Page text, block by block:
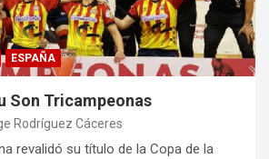
ESPAÑA
Son Tricampeonas
Rodríguez Cáceres
revalidó su título de la Copa de la